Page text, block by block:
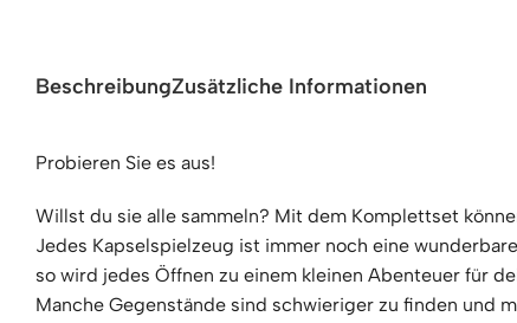
BeschreibungZusätzliche Informationen
Probieren Sie es aus!
Willst du sie alle sammeln? Mit dem Komplettset
Jedes Kapselspielzeug ist immer noch eine
so wird jedes Öffnen zu einem kleinen Abenteuer für
Manche Gegenstände sind schwieriger zu finden und